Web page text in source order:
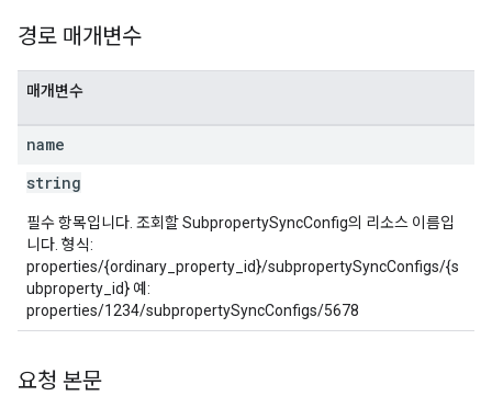
경로 매개변수
매개변수
name
string
필수 항목입니다. 조회할 SubpropertySyncConfig의 리소스 이름입
니다. 형식:
properties/{ordinary_property_id}/subpropertySyncConfigs/{s
ubproperty_id} 예:
properties/1234/subpropertySyncConfigs/5678
요청 본문